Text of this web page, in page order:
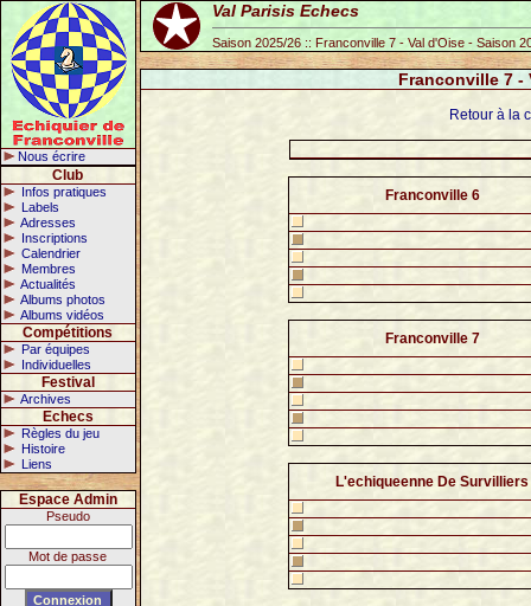
Nous écrire
Club
Infos pratiques
Labels
Adresses
Inscriptions
Calendrier
Membres
Actualités
Albums photos
Albums vidéos
Compétitions
Par équipes
Individuelles
Festival
Archives
Echecs
Règles du jeu
Histoire
Liens
Espace Admin
Pseudo
Mot de passe
Val Parisis Echecs
Saison 2025/26 :: Franconville 7 - Val d'Oise - Saison
Franconville 7 -
Retour à la
Franconville 6
Franconville 7
L'echiqueenne De Survilliers